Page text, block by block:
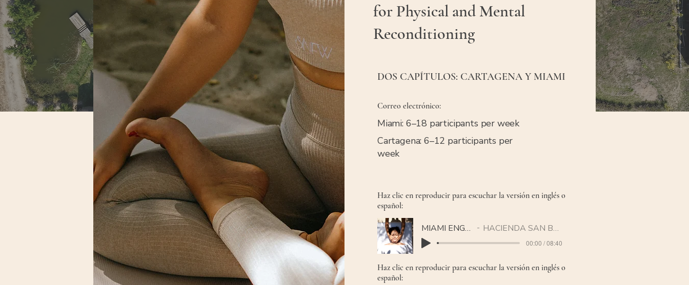
DOS CAPÍTULOS: CARTAGENA Y MIAMI
for Physical and Mental
Reconditioning
DOS CAPÍTULOS: CARTAGENA Y MIAMI
Correo electrónico:
Miami: 6–18 participants per week
Cartagena: 6–12 participants per
week
Haz clic en reproducir para escuchar la versión en inglés o
español:
MIAMI ENGLISH HACIENDA SAN BENITO
00:00 / 08:40
Haz clic en reproducir para escuchar la versión en inglés o
español: